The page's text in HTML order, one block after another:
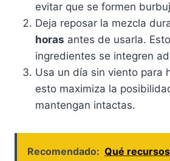
evitar que se formen
Deja reposar la mezcla
horas antes de usarla.
ingredientes se integren
Usa un día sin viento para
esto maximiza la
mantengan intactas.
Recomendado: Qué